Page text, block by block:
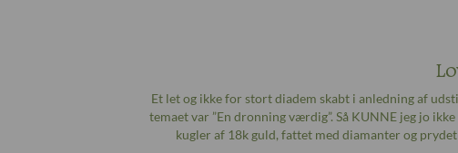
Et let og ikke for stort diadem skabt i anledning af
temaet var ”En dronning værdig”. Så KUNNE jeg jo
kugler af 18k guld, fattet med diamanter og